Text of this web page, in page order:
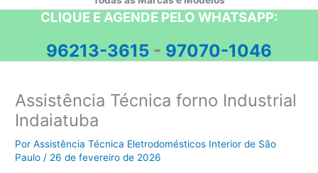
CLIQUE E AGENDE PELO WHATSAPP:
96213-3615 - 97070-1046
Assistência Técnica forno Industrial
Indaiatuba
PorAssistência Técnica Eletrodomésticos Interior de São
Paulo / 26 de fevereiro de 2026